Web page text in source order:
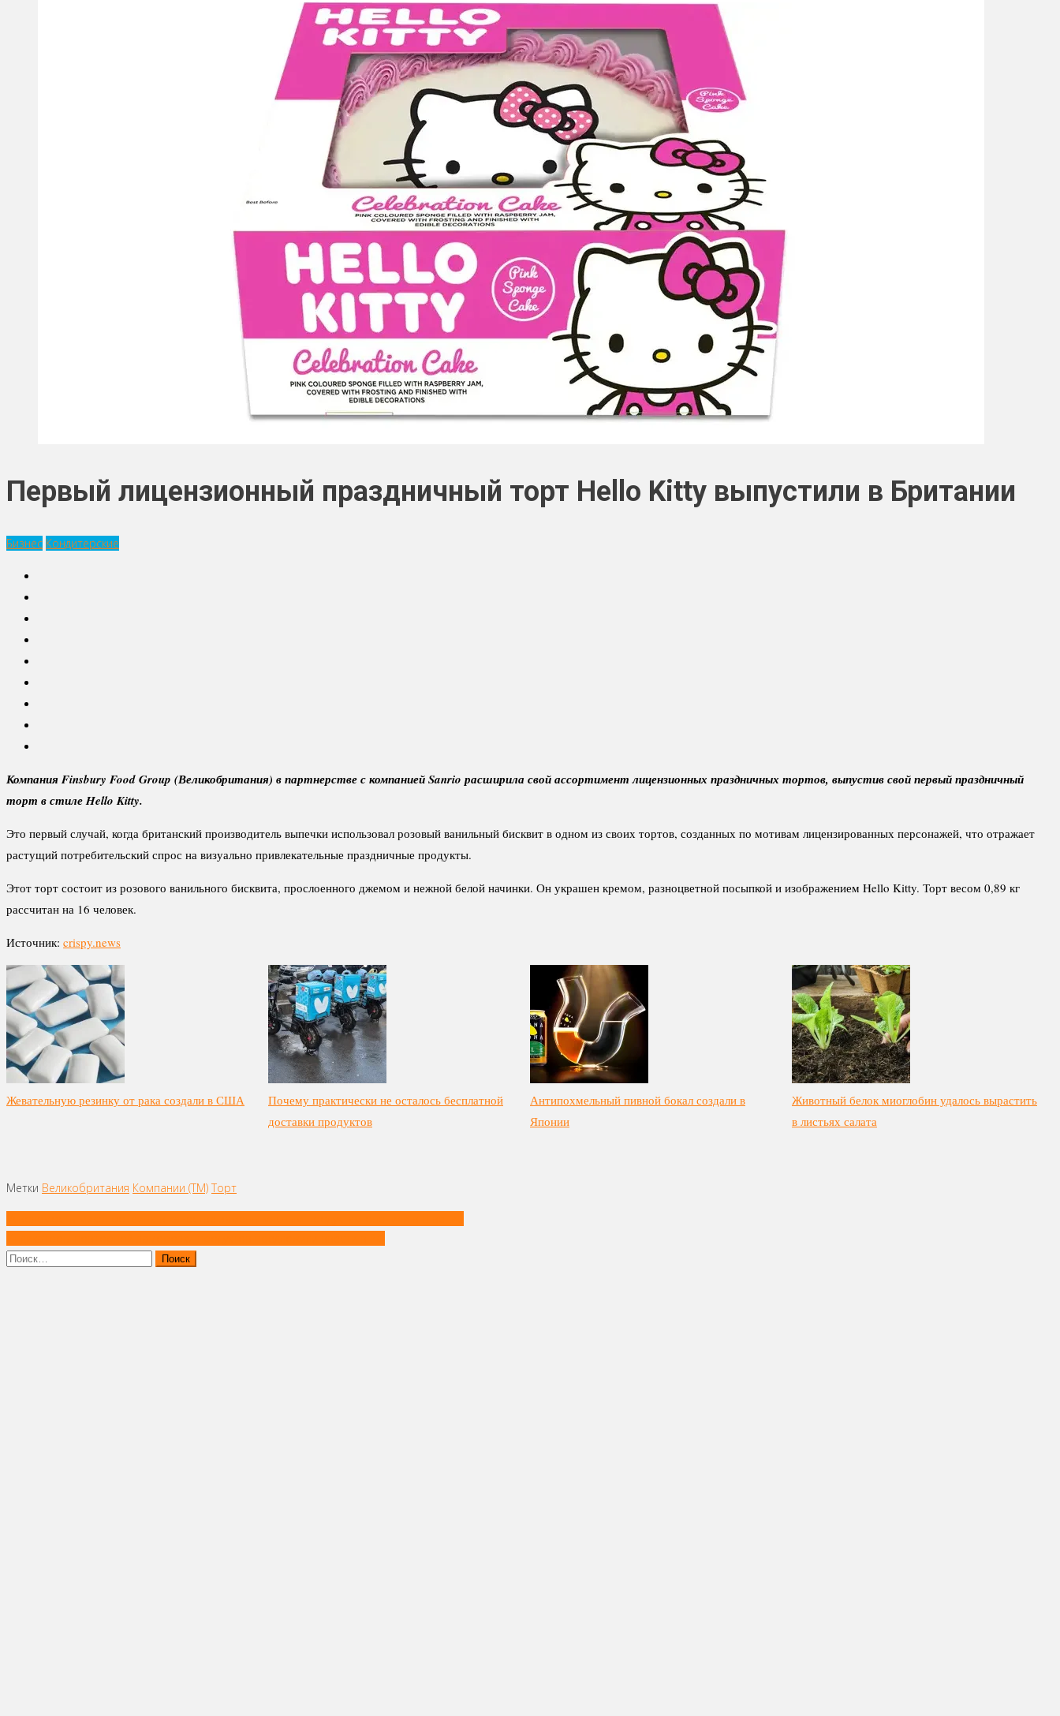
Первый лицензионный праздничный торт Hello Kitty выпустили в Британии
Бизнес Кондитерские
Компания Finsbury Food Group (Великобритания) в партнерстве с компанией Sanrio расширила свой ассортимент лицензионных праздничных тортов, выпустив свой первый праздничный
торт в стиле Hello Kitty.
Это первый случай, когда британский производитель выпечки использовал розовый ванильный бисквит в одном из своих тортов, созданных по мотивам лицензированных персонажей, что отражает
растущий потребительский спрос на визуально привлекательные праздничные продукты.
Этот торт состоит из розового ванильного бисквита, прослоенного джемом и нежной белой начинки. Он украшен кремом, разноцветной посыпкой и изображением Hello Kitty. Торт весом 0,89 кг
рассчитан на 16 человек.
Источник: crispy.news
Жевательную резинку от рака создали в США
Почему практически не осталось бесплатной
доставки продуктов
Антипохмельный пивной бокал создали в
Японии
Животный белок миоглобин удалось вырастить
в листьях салата
Метки Великобритания Компании (ТМ) Торт
записям
Найти: